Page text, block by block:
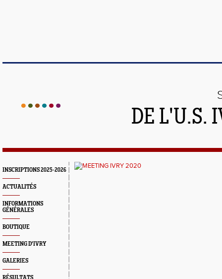
DE L'U.S.
INSCRIPTIONS 2025-2026
ACTUALITÉS
INFORMATIONS
GÉNÉRALES
BOUTIQUE
MEETING D'IVRY
GALERIES